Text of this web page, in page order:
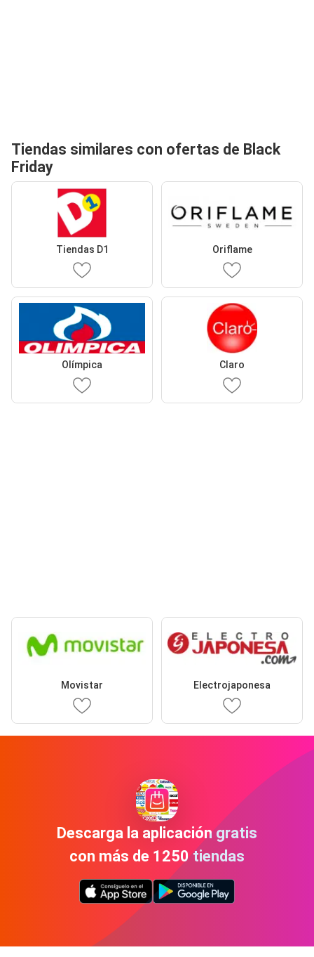
Tiendas similares con ofertas de Black
Friday
Tiendas D1 Oriflame
Olímpica Claro
Movistar Electrojaponesa
Descarga la aplicación gratis
con más de 1250 tiendas